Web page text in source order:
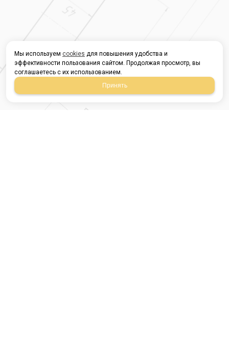
Мы используем cookies для повышения удобства и
эффективности пользования сайтом. Продолжая просмотр, вы
соглашаетесь с их использованием.
Принять